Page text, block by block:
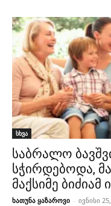
სხვა
საბრალო
სჭირდებოდა,
მაქსიმე ბიძიამ
ხათუნა ყაზაროვი - ივნისი